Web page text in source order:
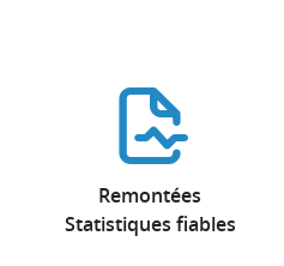
Remontées
Statistiques fiables